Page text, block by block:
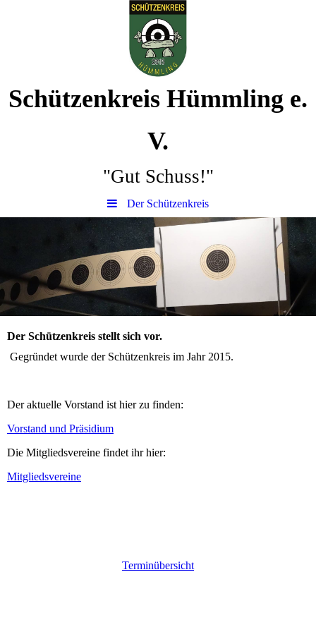
Schützenkreis Hümmling e.
V.
"Gut Schuss!"
Der Schützenkreis
Der Schützenkreis stellt sich vor.
Gegründet wurde der Schützenkreis im Jahr 2015.
Der aktuelle Vorstand ist hier zu finden:
Vorstand und Präsidium
Die Mitgliedsvereine findet ihr hier:
Mitgliedsvereine
Terminübersicht